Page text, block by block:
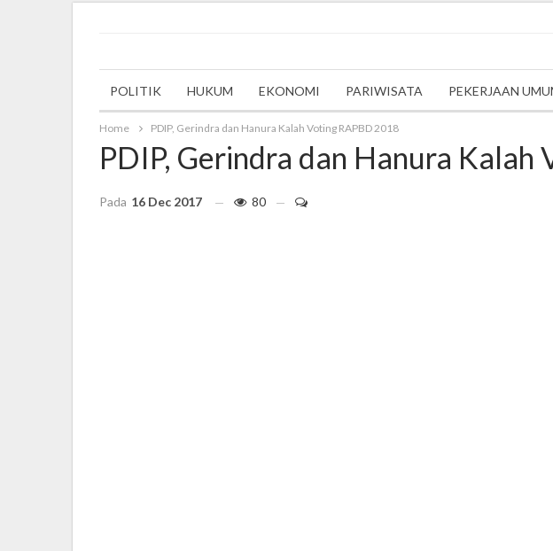
POLITIK HUKUM EKONOMI PARIWISATA PEKERJAAN
Home PDIP, Gerindra dan Hanura Kalah Voting RAPBD 2018
PDIP, Gerindra dan Hanura Kalah
Pada 16 Dec 2017 80